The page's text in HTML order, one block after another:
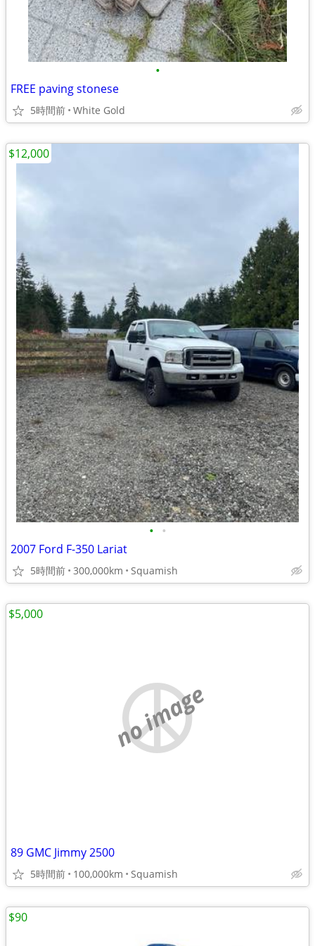
•
FREE paving stonese
5時間前 White Gold
• •
2007 Ford F-350 Lariat
5時間前 300,000km Squamish
$12,000
no image
89 GMC Jimmy 2500
5時間前 100,000km Squamish
$5,000
$90